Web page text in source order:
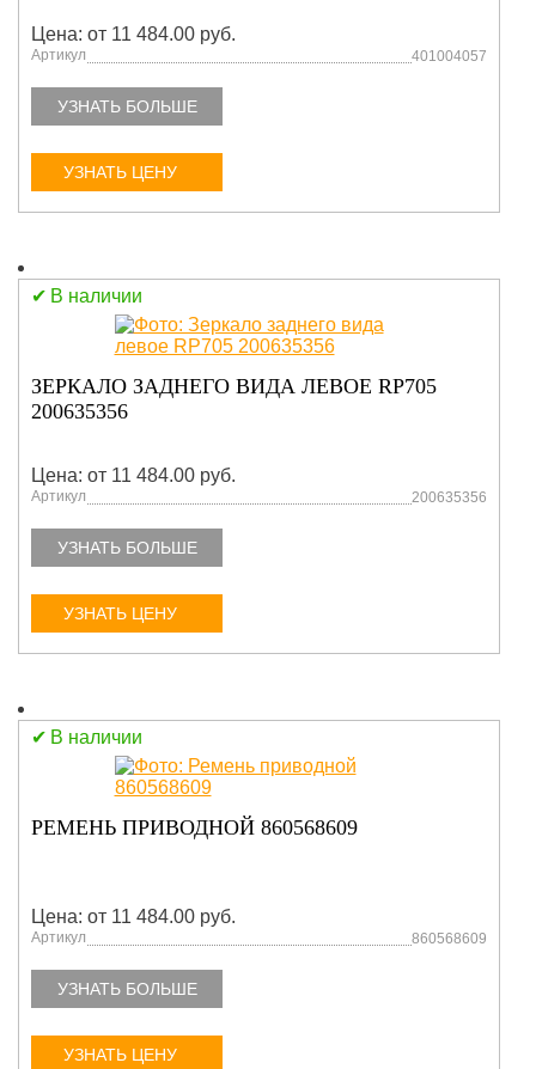
Цена: от 11 484.00 руб.
Артикул 401004057
УЗНАТЬ БОЛЬШЕ
УЗНАТЬ ЦЕНУ
В наличии
ЗЕРКАЛО ЗАДНЕГО ВИДА ЛЕВОЕ RP705
200635356
Цена: от 11 484.00 руб.
Артикул 200635356
УЗНАТЬ БОЛЬШЕ
УЗНАТЬ ЦЕНУ
В наличии
РЕМЕНЬ ПРИВОДНОЙ 860568609
Цена: от 11 484.00 руб.
Артикул 860568609
УЗНАТЬ БОЛЬШЕ
УЗНАТЬ ЦЕНУ